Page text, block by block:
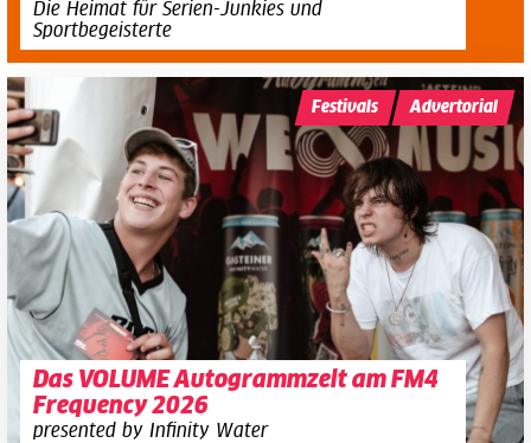
Die Heimat für Serien-Junkies und
Sportbegeisterte
Das VOLUME Autogrammzelt am FM4
Frequency 2026
presented by Infinity Water
Festivals Advertorial